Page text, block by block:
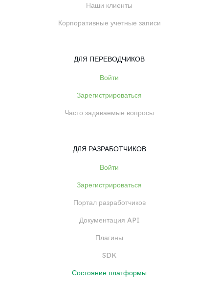
Наши клиенты
Корпоративные учетные записи
ДЛЯ ПЕРЕВОДЧИКОВ
Войти
Зарегистрироваться
Часто задаваемые вопросы
ДЛЯ РАЗРАБОТЧИКОВ
Войти
Зарегистрироваться
Портал разработчиков
Документация API
Плагины
SDK
Состояние платформы